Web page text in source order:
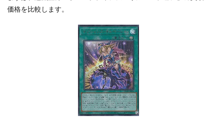
価格を比較します。